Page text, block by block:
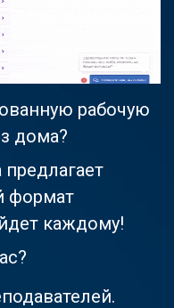
рабочую
дома?
формат
каждому!